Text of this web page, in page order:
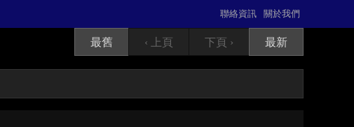
關於我們
聯絡資訊
最舊 ‹ 上頁 下頁 › 最新